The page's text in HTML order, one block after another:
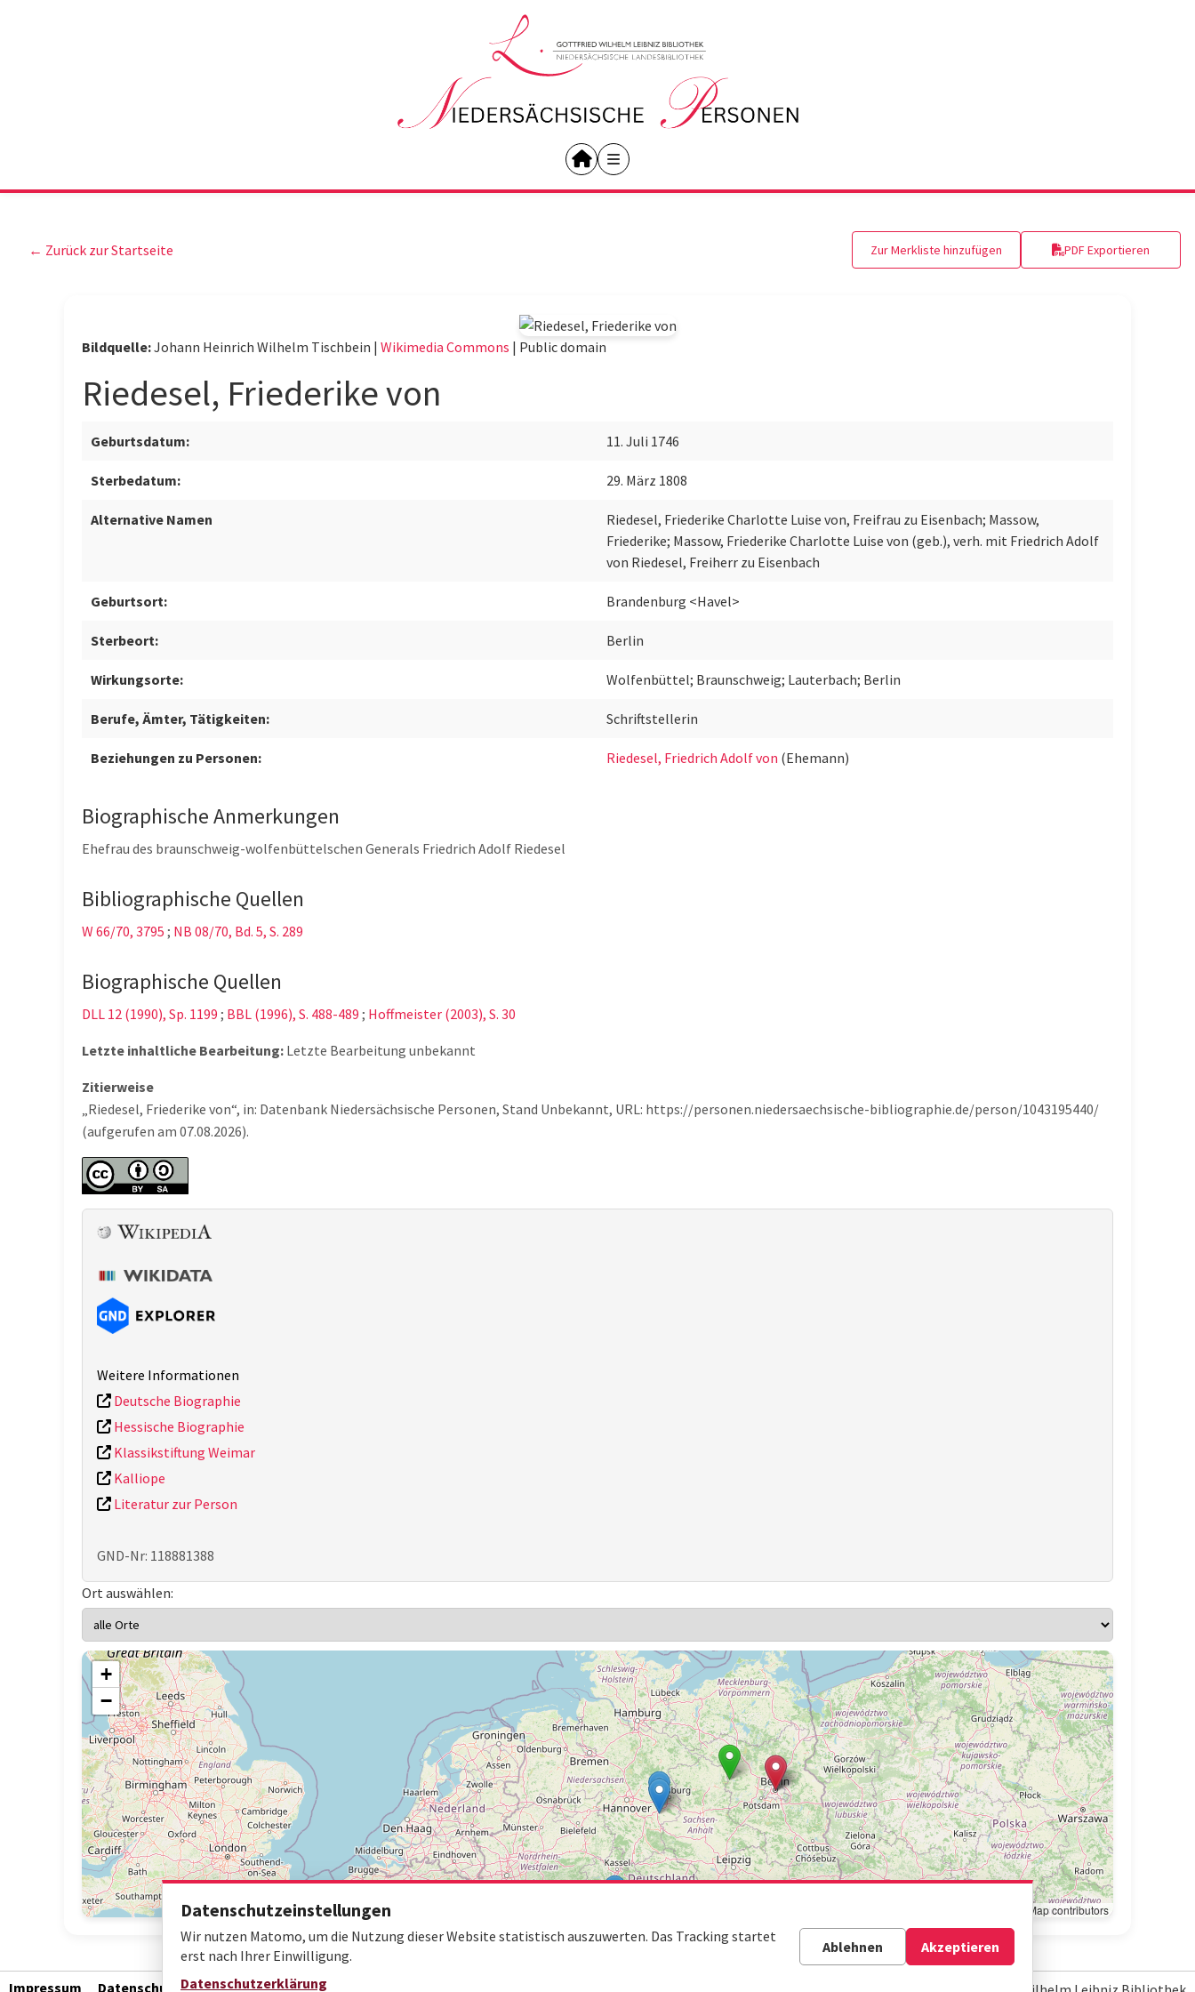
← Zurück zur Startseite Zur Merkliste hinzufügen PDF Exportieren
Riedesel, Friederike von
Geburtsdatum: 11. Juli 1746
Sterbedatum: 29. März 1808
Alternative Namen
Riedesel, Friederike Charlotte Luise von, Freifrau zu Eisenbach; Massow,
Friederike; Massow, Friederike Charlotte Luise von (geb.), verh. mit Friedrich Adolf
von Riedesel, Freiherr zu Eisenbach
Geburtsort: Brandenburg <Havel>
Sterbeort: Berlin
Wirkungsorte: Wolfenbüttel; Braunschweig; Lauterbach; Berlin
Berufe, Ämter, Tätigkeiten: Schriftstellerin
Beziehungen zu Personen: Riedesel, Friedrich Adolf von (Ehemann)
Biographische Anmerkungen
Ehefrau des braunschweig-wolfenbüttelschen Generals Friedrich Adolf Riedesel
Bibliographische Quellen
W 66/70, 3795 ; NB 08/70, Bd. 5, S. 289
Biographische Quellen
DLL 12 (1990), Sp. 1199 ; BBL (1996), S. 488-489 ; Hoffmeister (2003), S. 30
Letzte inhaltliche Bearbeitung: Letzte Bearbeitung unbekannt
Zitierweise
„Riedesel, Friederike von“, in: Datenbank Niedersächsische Personen, Stand Unbekannt, URL: https://personen.niedersaechsische-bibliographie.de/person/1043195440/
(aufgerufen am 07.08.2026).
Bildquelle:Johann Heinrich Wilhelm Tischbein | Wikimedia Commons | Public domain
Weitere Informationen
Deutsche Biographie
Hessische Biographie
Klassikstiftung Weimar
Kalliope
Literatur zur Person
GND-Nr: 118881388
Ort auswählen:
+
−
© OpenStreetMap contributors
Impressum Datenschutz Barrierefreiheit
Datenschutzeinstellungen
Wir nutzen Matomo, um die Nutzung dieser Website statistisch auszuwerten. Das Tracking startet
erst nach Ihrer Einwilligung.
Datenschutzerklärung
Ablehnen Akzeptieren